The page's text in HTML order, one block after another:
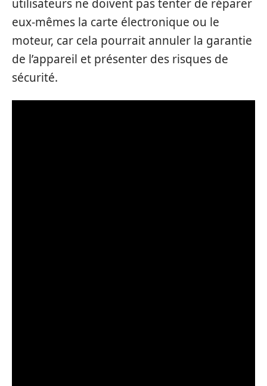
utilisateurs ne doivent pas tenter de réparer
eux-mêmes la carte électronique ou le
moteur, car cela pourrait annuler la garantie
de l’appareil et présenter des risques de
sécurité.